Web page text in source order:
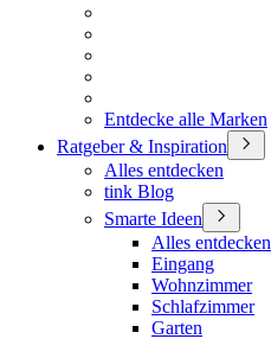
Entdecke alle Marken
Ratgeber & Inspiration
Alles entdecken
tink Blog
Smarte Ideen
Alles entdecken
Eingang
Wohnzimmer
Schlafzimmer
Garten